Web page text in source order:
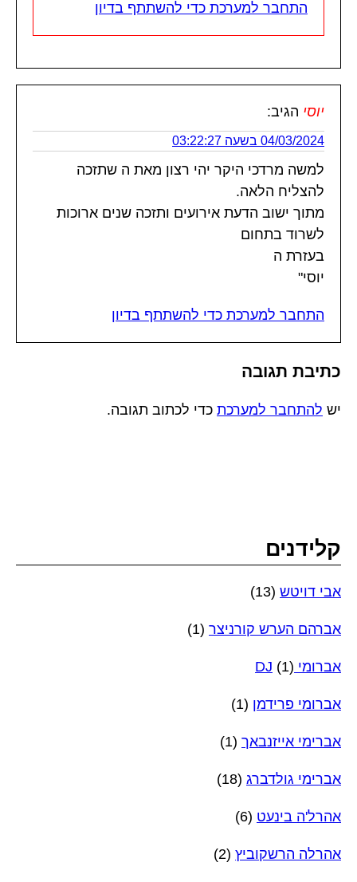
התחבר למערכת כדי להשתתף בדיון
יוסי הגיב:
04/03/2024 בשעה 03:22:27
למשה מרדכי היקר יהי רצון מאת ה שתזכה
להצליח הלאה.
מתוך ישוב הדעת אירועים ותזכה שנים ארוכות
לשרוד בתחום
בעזרת ה
יוסי"
התחבר למערכת כדי להשתתף בדיון
כתיבת תגובה
יש להתחבר למערכת כדי לכתוב תגובה.
קלידנים
אבי דויטש (13)
אברהם הערש קורניצר (1)
אברומי DJ (1)
אברומי פרידמן (1)
אברימי אייזנבאך (1)
אברימי גולדברג (18)
אהרל'ה בינעט (6)
אהרלה הרשקוביץ (2)